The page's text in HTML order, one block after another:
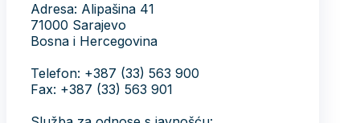
Adresa: Alipašina 41
71000 Sarajevo
Bosna i Hercegovina
Telefon: +387 (33) 563 900
Fax: +387 (33) 563 901